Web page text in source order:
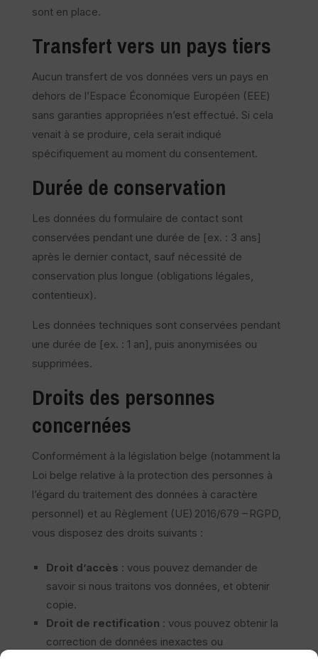
sont en place.
Transfert vers un pays tiers
Aucun transfert de vos données vers un pays en
dehors de l’Espace Économique Européen (EEE)
sans garanties appropriées n’est effectué. Si cela
venait à se produire, cela serait indiqué
spécifiquement au moment du consentement.
Durée de conservation
Les données du formulaire de contact sont
conservées pendant une durée de [ex. : 3 ans]
après le dernier contact, sauf nécessité de
conservation plus longue (obligations légales,
contentieux).
Les données techniques sont conservées pendant
une durée de [ex. : 1 an], puis anonymisées ou
supprimées.
Droits des personnes
concernées
Conformément à la législation belge (notamment la
Loi belge relative à la protection des personnes à
l’égard du traitement des données à caractère
personnel) et au Règlement (UE) 2016/679 – RGPD,
vous disposez des droits suivants :
Droit d’accès : vous pouvez demander de
savoir si nous traitons vos données, et obtenir
copie.
Droit de rectification : vous pouvez obtenir la
correction de données inexactes ou